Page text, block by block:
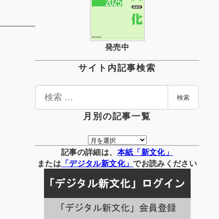
発売中
サイト内記事検索
検
検索
月別の記事一覧
月
別
の
事
一
覧
記事の詳細は、 本紙「新文化」
または 「デジタル新文化」でお読みください